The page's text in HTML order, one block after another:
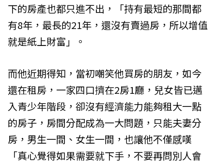
下的房產也都只進不出，「持有最短的那間都
有8年，最長的21年，還沒有賣過房，所以增值
就是紙上財富」。
而他近期得知，當初嘲笑他買房的朋友，如今
還在租房，一家四口擠在2房1廳，兒女皆已邁
入青少年階段，卻沒有經濟能力能夠租大一點
的房子，房間分配成為一大問題，只能夫妻分
房，男生一間、女生一間，也讓他不僅感嘆
「真心覺得如果需要就下手，不要再問別人會